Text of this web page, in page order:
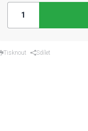
Tisknout Sdílet